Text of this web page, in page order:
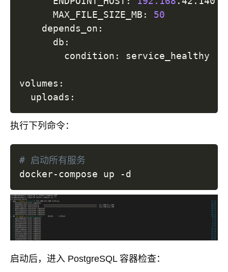
      MAX_FILE_SIZE_MB:
50
    depends_on:
      db:
        condition: service_healthy
volumes:
执行下列命令：
# 启动所有服务
启动后，进入 PostgreSQL 容器检查：